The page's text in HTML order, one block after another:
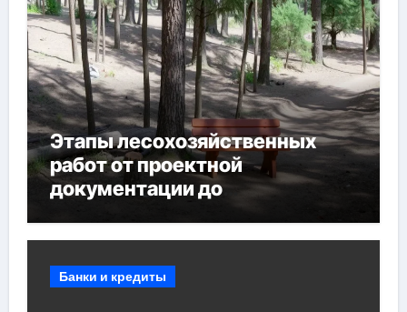
Этапы лесохозяйственных
работ от проектной
документации до
мероприятий и обустройства
Банки и кредиты